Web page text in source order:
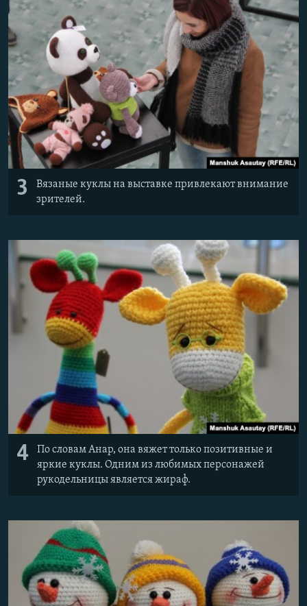
3
Вязаные куклы на выставке привлекают внимание
зрителей.
4
По словам Анар, она вяжет только позитивные и
яркие куклы. Одним из любимых персонажей
рукодельницы является жираф.